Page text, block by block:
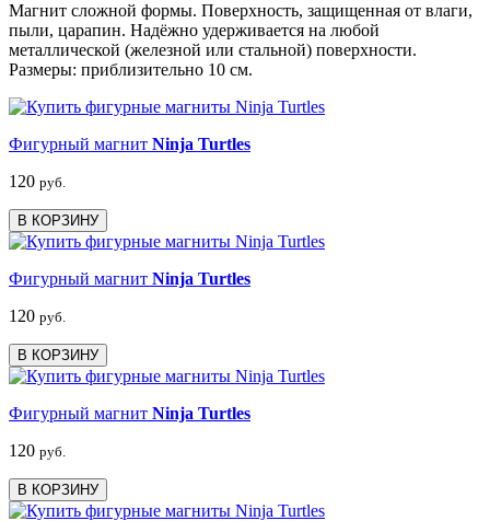
Магнит сложной формы. Поверхность, защищенная от влаги,
пыли, царапин. Надёжно удерживается на любой
металлической (железной или стальной) поверхности.
Размеры: приблизительно 10 см.
Фигурный магнит Ninja Turtles
120 руб.
В КОРЗИНУ
Фигурный магнит Ninja Turtles
120 руб.
В КОРЗИНУ
Фигурный магнит Ninja Turtles
120 руб.
В КОРЗИНУ